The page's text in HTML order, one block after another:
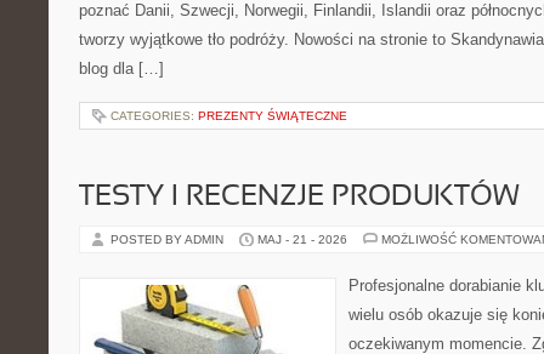
poznać Danii, Szwecji, Norwegii, Finlandii, Islandii oraz
tworzy wyjątkowe tło podróży. Nowości na stronie to
blog dla […]
CATEGORIES: PREZENTY ŚWIĄTECZNE
TESTY I RECENZJE PRODUKTÓW
POSTED BY ADMIN MAJ - 21 - 2026 MOŻLIWOŚĆ
Profesjonalne dorabianie
wielu osób okazuje się
oczekiwanym momencie.